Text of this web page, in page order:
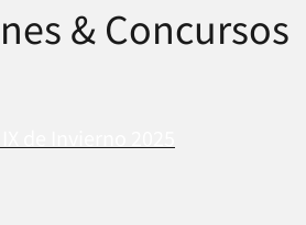
& Concursos